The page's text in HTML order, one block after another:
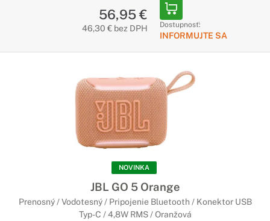
56,95 €
46,30 € bez DPH Dostupnosť:
INFORMUJTE SA
NOVINKA
JBL GO 5 Orange
Prenosný / Vodotesný / Pripojenie Bluetooth / Konektor USB
Typ-C / 4,8W RMS / Oranžová